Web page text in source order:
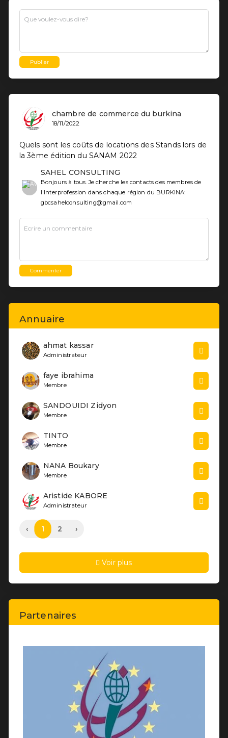
Publier
chambre de commerce du burkina
18/11/2022
Quels sont les coûts de locations des Stands lors de
la 3ème édition du SANAM 2022
SAHEL CONSULTING
Bonjours à tous. Je cherche les contacts des membres de
l'Interprofession dans chaque région du BURKINA:
gbcsahelconsulting@gmail.com
Commenter
Annuaire
ahmat kassar
Administrateur
faye ibrahima
Membre
SANDOUIDI Zidyon
Membre
TINTO
Membre
NANA Boukary
Membre
Aristide KABORE
Administrateur
‹ 1 2 ›
Voir plus
Partenaires